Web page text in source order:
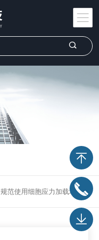
规范使用细胞应力加载培养系统有效保障细胞实验数据的可靠性